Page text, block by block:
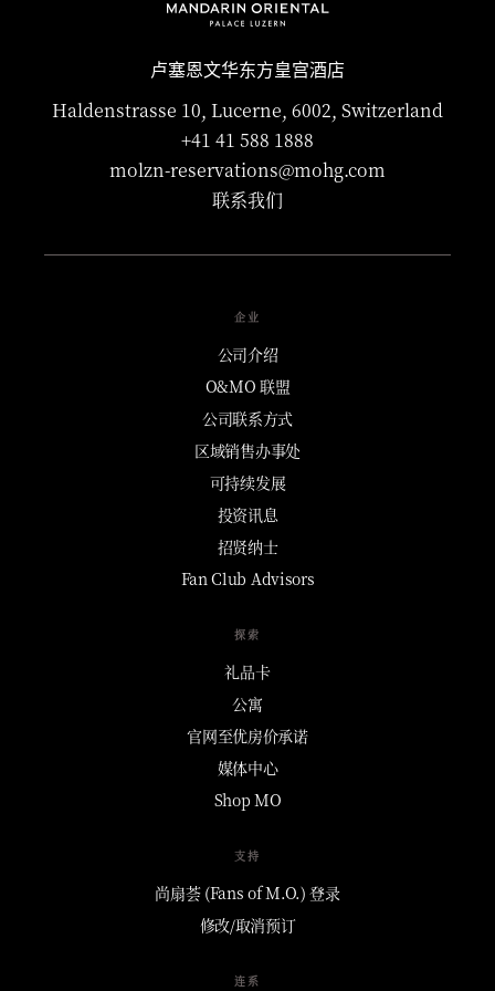
卢塞恩文华东方皇宫酒店
Haldenstrasse 10, Lucerne, 6002, Switzerland
+41 41 588 1888
molzn-reservations@mohg.com
联系我们
企业
公司介绍
O&MO 联盟
公司联系方式
区域销售办事处
可持续发展
投资讯息
招贤纳士
Fan Club Advisors
探索
礼品卡
公寓
官网至优房价承诺
媒体中心
Shop MO
支持
尚扇荟 (Fans of M.O.) 登录
修改/取消预订
连系